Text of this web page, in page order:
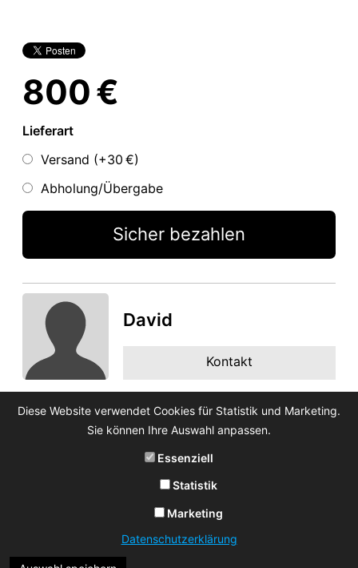
800 €
Lieferart
Versand (+30 €)
Abholung/Übergabe
Sicher bezahlen
David
Kontakt
Diese Website verwendet Cookies für Statistik und Marketing.
Sie können Ihre Auswahl anpassen.
Essenziell
Statistik
Marketing
Datenschutzerklärung